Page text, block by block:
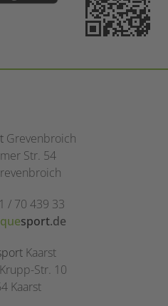
Grevenbroich
Str. 54
/ 70 439 33
sport.de
Kaarst
Str. 10
Kaarst